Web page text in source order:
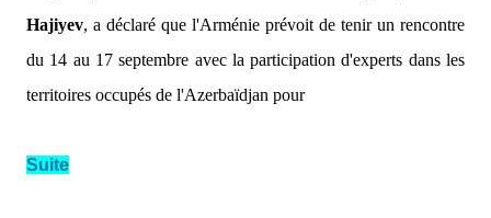
Hajiyev, a déclaré que l'Arménie prévoit de tenir un rencontre
du 14 au 17 septembre avec la participation d'experts dans les
territoires occupés de l'Azerbaïdjan pour
Suite